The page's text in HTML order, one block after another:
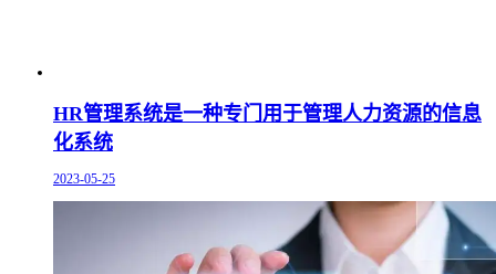
HR管理系统是一种专门用于管理人力资源的信息
化系统
2023-05-25